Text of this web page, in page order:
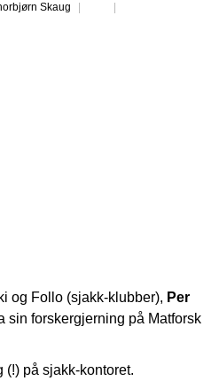
Skaug
og Follo (sjakk-klubber), Per
sin forskergjerning på Matforsk
(!) på sjakk-kontoret.